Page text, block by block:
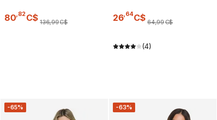
80,82 C$ 136,99C$ 26,64C$ 64,99C$
(4)
-65% -63%